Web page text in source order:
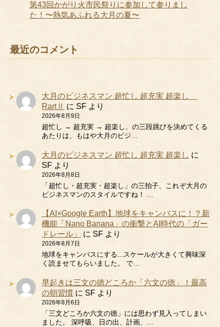
第43回かがり火市民祭りに参加して参りまし
た！〜熱気あふれる大月の夏〜
最近のコメント
大月のビジネスマン 超忙し 超充実 超楽し
RartⅡ に SF より
2026年8月9日
超忙し → 超充実 → 超楽し、の三段跳びを決めてくる
あたりは、もはや大月のビジ…
大月のビジネスマン 超忙し 超充実 超楽し に
SF より
2026年8月8日
「超忙し・超充実・超楽し」の三拍子、これぞ大月の
ビジネスマンのスタイルですね！ …
【AI×Google Earth】地球をキャンバスに！？新
機能「Nano Banana」の衝撃とAI時代の「ガー
ドレール」
に SF より
2026年8月7日
地球をキャンバスにする...スケールが大きくて興味深
く読ませてもらいました。 で…
早起きは三文の徳どころか「六文の徳」！最高
の朝習慣 に SF より
2026年8月6日
「三文どころか六文の徳」には思わず見入ってしまい
ました。 深呼吸、日の出、計画、…